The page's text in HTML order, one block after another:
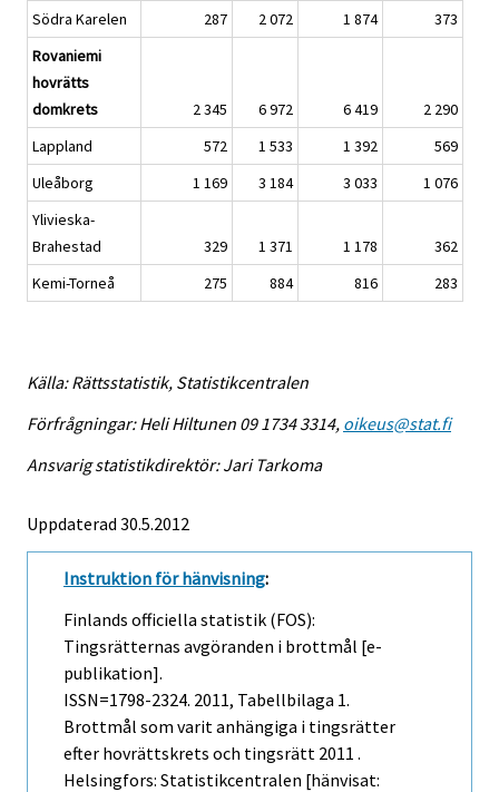
Södra Karelen 287 2 072 1 874
373
Rovaniemi
hovrätts
domkrets
2 345 6 972 6 419
2 290
Lappland
572 1 533 1 392
569
Uleåborg
1 169 3 184 3 033
1 076
Ylivieska-
Brahestad
329 1 371 1 178
362
Kemi-Torneå
275 884 816 283
Källa: Rättsstatistik, Statistikcentralen
Förfrågningar: Heli Hiltunen 09 1734 3314, oikeus@stat.fi
Ansvarig statistikdirektör: Jari Tarkoma
Uppdaterad 30.5.2012
Instruktion för hänvisning:
Finlands officiella statistik (FOS):
Tingsrätternas avgöranden i brottmål [e-
publikation].
ISSN=1798-2324. 2011, Tabellbilaga 1.
Brottmål som varit anhängiga i tingsrätter
efter hovrättskrets och tingsrätt 2011 .
Helsingfors: Statistikcentralen [hänvisat: